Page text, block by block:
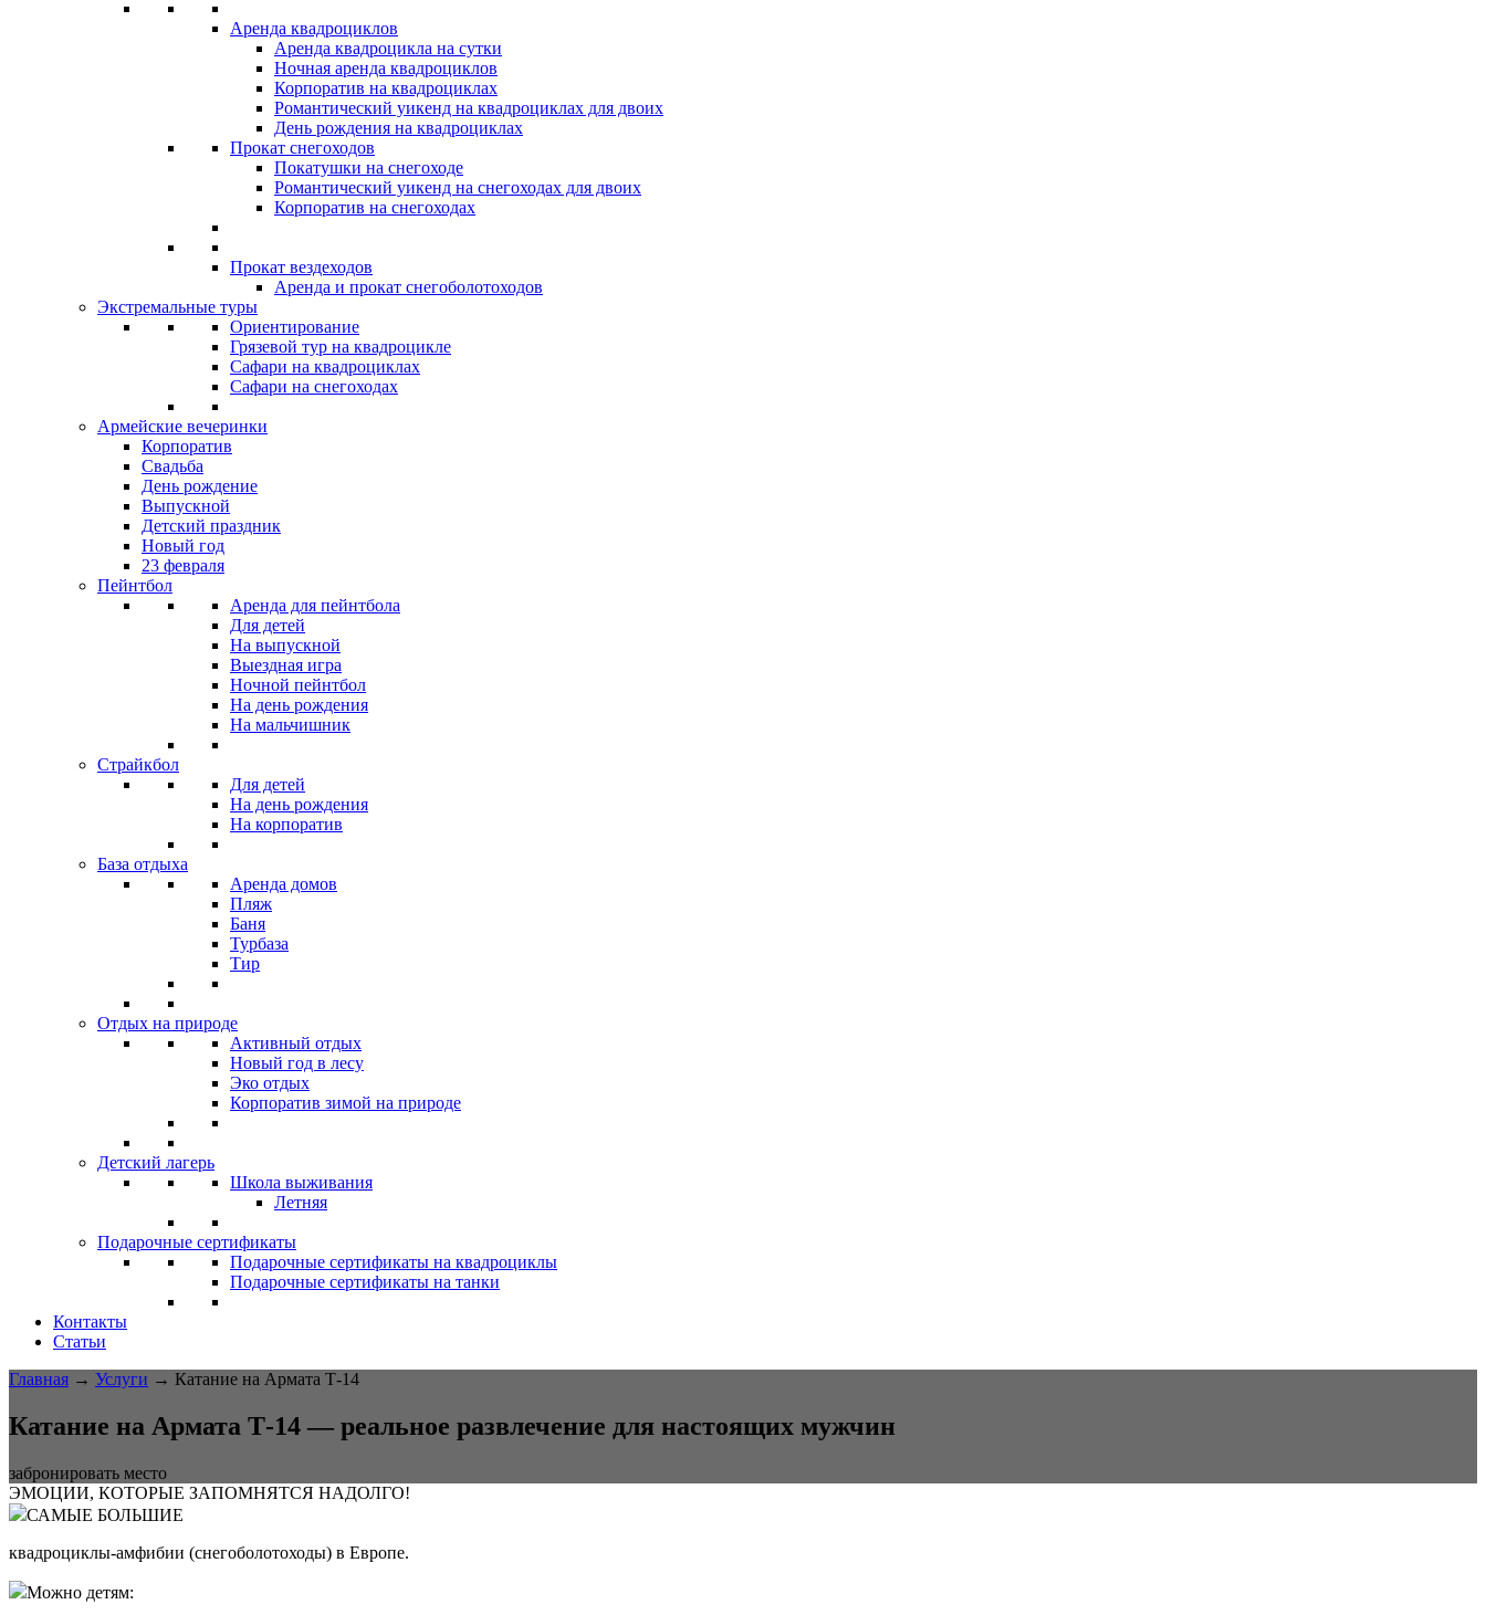
Аренда квадроциклов
Аренда квадроцикла на сутки
Ночная аренда квадроциклов
Корпоратив на квадроциклах
Романтический уикенд на квадроциклах для двоих
День рождения на квадроциклах
Прокат снегоходов
Покатушки на снегоходе
Романтический уикенд на снегоходах для двоих
Корпоратив на снегоходах
Прокат вездеходов
Аренда и прокат снегоболотоходов
Экстремальные туры
Ориентирование
Грязевой тур на квадроцикле
Сафари на квадроциклах
Сафари на снегоходах
Армейские вечеринки
Корпоратив
Свадьба
День рождение
Выпускной
Детский праздник
Новый год
23 февраля
Пейнтбол
Аренда для пейнтбола
Для детей
На выпускной
Выездная игра
Ночной пейнтбол
На день рождения
На мальчишник
Страйкбол
Для детей
На день рождения
На корпоратив
База отдыха
Аренда домов
Пляж
Баня
Турбаза
Тир
Отдых на природе
Активный отдых
Новый год в лесу
Эко отдых
Корпоратив зимой на природе
Детский лагерь
Школа выживания
Летняя
Подарочные сертификаты
Подарочные сертификаты на квадроциклы
Подарочные сертификаты на танки
Контакты
Статьи
Главная → Услуги → Катание на Армата Т-14
Катание на Армата Т-14 — реальное развлечение для настоящих мужчин
забронировать место
ЭМОЦИИ, КОТОРЫЕ ЗАПОМНЯТСЯ НАДОЛГО!
САМЫЕ БОЛЬШИЕ
квадроциклы-амфибии (снегоболотоходы) в Европе.
Можно детям: